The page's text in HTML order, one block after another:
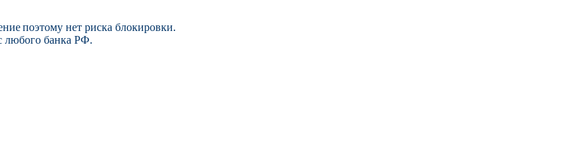
поэтому нет риска блокировки.
любого банка РФ.